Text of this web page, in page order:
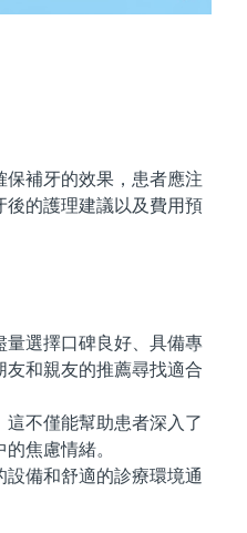
補牙的效果，患者應注
後的護理建議以及費用預
選擇口碑良好、具備專
和親友的推薦尋找適合
不僅能幫助患者深入了
焦慮情緒。
備和舒適的診療環境通